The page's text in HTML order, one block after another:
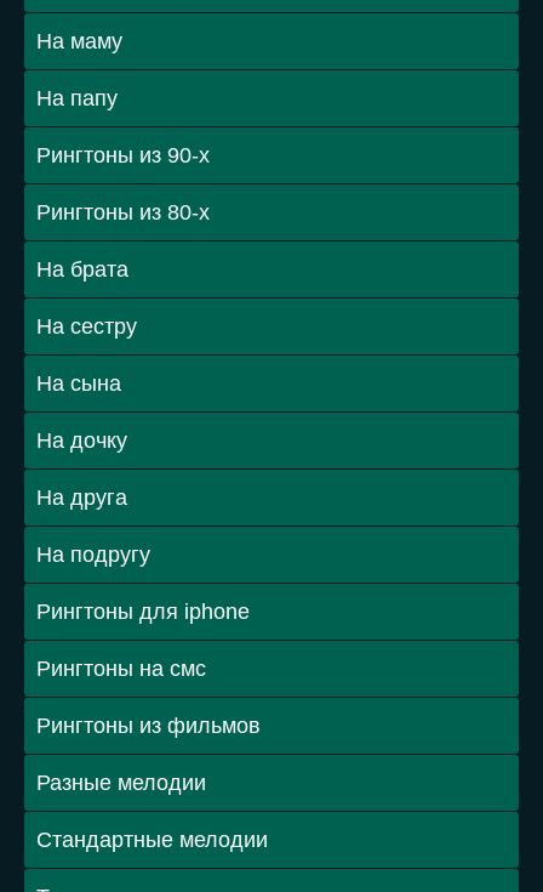
На маму
На папу
Рингтоны из 90-х
Рингтоны из 80-х
На брата
На сестру
На сына
На дочку
На друга
На подругу
Рингтоны для iphone
Рингтоны на смс
Рингтоны из фильмов
Разные мелодии
Стандартные мелодии